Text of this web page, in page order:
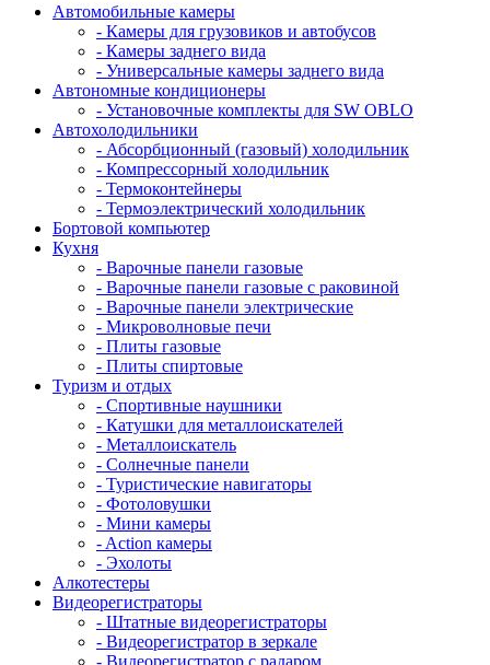
Автомобильные камеры
- Камеры для грузовиков и автобусов
- Камеры заднего вида
- Универсальные камеры заднего вида
Автономные кондиционеры
- Установочные комплекты для SW OBLO
Автохолодильники
- Абсорбционный (газовый) холодильник
- Компрессорный холодильник
- Термоконтейнеры
- Термоэлектрический холодильник
Бортовой компьютер
Кухня
- Варочные панели газовые
- Варочные панели газовые с раковиной
- Варочные панели электрические
- Микроволновые печи
- Плиты газовые
- Плиты спиртовые
Туризм и отдых
- Cпортивные наушники
- Катушки для металлоискателей
- Металлоискатель
- Солнечные панели
- Туристические навигаторы
- Фотоловушки
- Мини камеры
- Action камеры
- Эхолоты
Алкотестеры
Видеорегистраторы
- Штатные видеорегистраторы
- Видеорегистратор в зеркале
- Видеорегистратор с радаром